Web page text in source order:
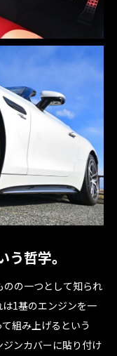
哲学。
のの一つとして知られ
1基のエンジンを一
組み上げるという
ンカバーに貼り付け